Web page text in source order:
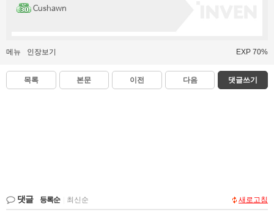
Cushawn
메뉴 인장보기 EXP 70%
목록 본문 이전 다음 댓글쓰기
댓글 등록순 최신순 새로고침